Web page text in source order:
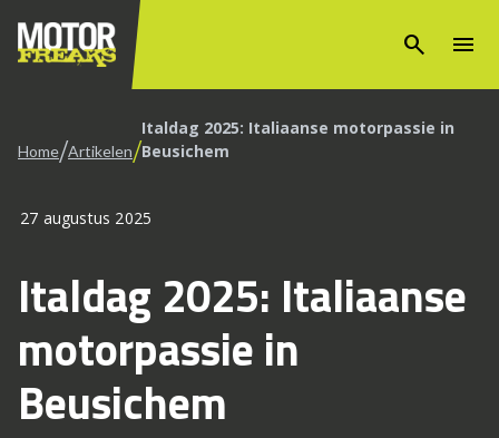
search menu
Home/Artikelen/Italdag 2025: Italiaanse motorpassie in
Beusichem
27 augustus 2025
Italdag 2025: Italiaanse
motorpassie in
Beusichem